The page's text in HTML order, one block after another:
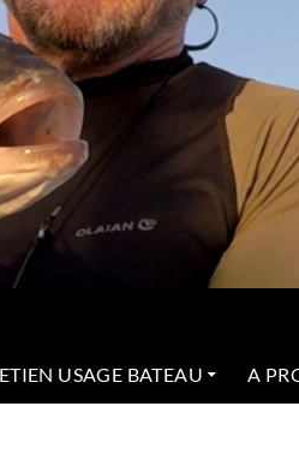
USAGE BATEAU A